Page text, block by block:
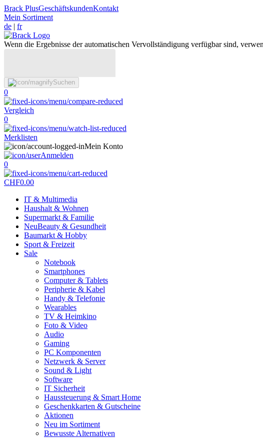
Brack PlusGeschäftskundenKontakt
Mein Sortiment
de | fr
Wenn die Ergebnisse der automatischen Vervollständigung verfügbar sind,
Suchen
0
Vergleich
0
Merklisten
Mein Konto
Anmelden
0
CHF0.00
IT & Multimedia
Haushalt & Wohnen
Supermarkt & Familie
NeuBeauty & Gesundheit
Baumarkt & Hobby
Sport & Freizeit
Sale
Notebook
Smartphones
Computer & Tablets
Peripherie & Kabel
Handy & Telefonie
Wearables
TV & Heimkino
Foto & Video
Audio
Gaming
PC Komponenten
Netzwerk & Server
Sound & Light
Software
IT Sicherheit
Haussteuerung & Smart Home
Geschenkkarten & Gutscheine
Aktionen
Neu im Sortiment
Bewusste Alternativen